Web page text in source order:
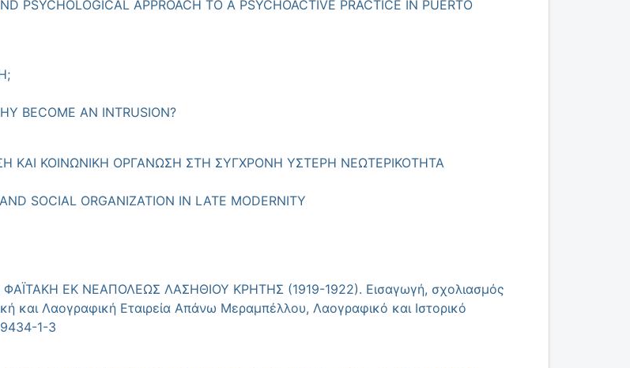
PSYCHOLOGICAL APPROACH TO A PSYCHOACTIVE PRACTICE IN PUERTO
BECOME AN INTRUSION?
ΚΟΙΝΩΝΙΚΗ ΟΡΓΑΝΩΣΗ ΣΤΗ ΣΥΓΧΡΟΝΗ ΥΣΤΕΡΗ ΝΕΩΤΕΡΙΚΟΤΗΤΑ
SOCIAL ORGANIZATION IN LATE MODERNITY
ΕΚ ΝΕΑΠΟΛΕΩΣ ΛΑΣΗΘΙΟΥ ΚΡΗΤΗΣ (1919-1922). Εισαγωγή, σχολιασμός
και Λαογραφική Εταιρεία Απάνω Μεραμπέλλου, Λαογραφικό και Ιστορικό
1-3